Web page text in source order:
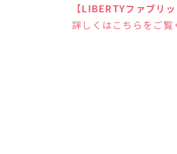
【LIBERTYファブリ
詳しくはこちらをご覧